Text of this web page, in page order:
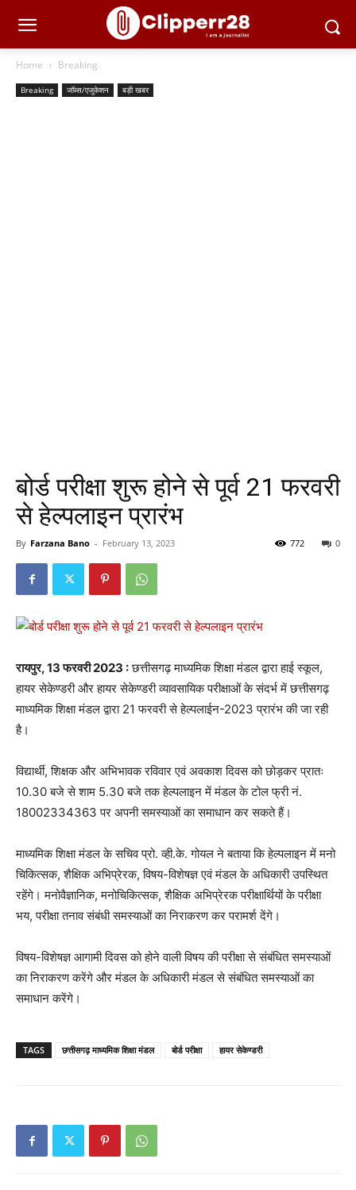
Home Breaking
Breaking जॉब्स/एजुकेशन बड़ी खबर
बोर्ड परीक्षा शुरू होने से पूर्व 21 फरवरी
से हेल्पलाइन प्रारंभ
By Farzana Bano - February 13, 2023 0
772
रायपुर, 13 फरवरी 2023 :छत्तीसगढ़ माध्यमिक शिक्षा मंडल द्वारा हाई स्कूल,
हायर सेकेण्डरी और हायर सेकेण्डरी व्यावसायिक परीक्षाओं के संदर्भ में छत्तीसगढ़
माध्यमिक शिक्षा मंडल द्वारा 21 फरवरी से हेल्पलाईन-2023 प्रारंभ की जा रही
है।
विद्यार्थी, शिक्षक और अभिभावक रविवार एवं अवकाश दिवस को छोड़कर प्रातः
10.30 बजे से शाम 5.30 बजे तक हेल्पलाइन में मंडल के टोल फ्री नं.
18002334363 पर अपनी समस्याओं का समाधान कर सकते हैं।
माध्यमिक शिक्षा मंडल के सचिव प्रो. व्ही.के. गोयल ने बताया कि हेल्पलाइन में मनो
चिकित्सक, शैक्षिक अभिप्रेरक, विषय-विशेषज्ञ एवं मंडल के अधिकारी उपस्थित
रहेंगे। मनोवैज्ञानिक, मनोचिकित्सक, शैक्षिक अभिप्रेरक परीक्षार्थियों के परीक्षा
भय, परीक्षा तनाव संबंधी समस्याओं का निराकरण कर परामर्श देंगे।
विषय-विशेषज्ञ आगामी दिवस को होने वाली विषय की परीक्षा से संबंधित समस्याओं
का निराकरण करेंगे और मंडल के अधिकारी मंडल से संबंधित समस्याओं का
समाधान करेंगे।
TAGS छत्तीसगढ़ माध्यमिक शिक्षा मंडल बोर्ड परीक्षा हायर सेकेण्डरी